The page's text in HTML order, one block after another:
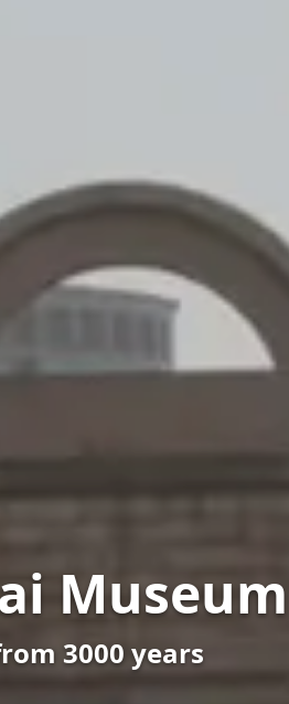
Museum
3000 years